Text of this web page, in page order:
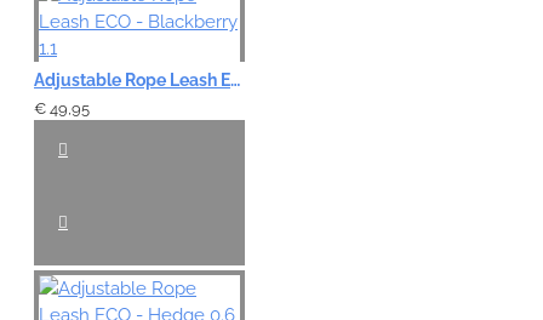
Adjustable Rope Leash ECO - Blackberry 1.1
€ 49,95